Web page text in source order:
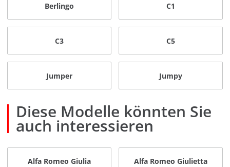
Berlingo C1
C3 C5
Jumper Jumpy
Diese Modelle könnten Sie
auch interessieren
Alfa Romeo Giulia Alfa Romeo Giulietta